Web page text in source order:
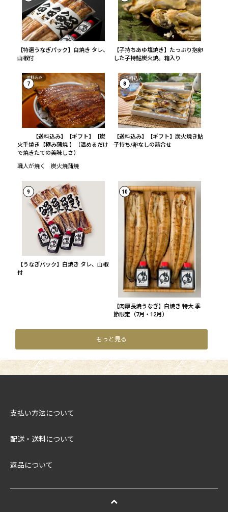
【特選うなぎパック】白焼き タレ、
山椒付
【子持ちあゆ塩焼き】たっぷり抱卵
した子持鮎炭火焼。箱入り
7
【送料込み】【ギフト】【炭
火手焼き【極み蒲焼 】（温めるだけ
で焼きたての美味しさ）
職人が焼く 炭火焼蒲焼
8
【送料込み】【ギフト】炭火焼き鮎
子持ち/卵なしの詰合せ
9
【うなぎパック】白焼き タレ、山椒
付
10
【肉厚長焼うなぎ】白焼き 特大 季
節限定（7月・12月）
もっと見る
支払い方法について
配送・送料について
返品について